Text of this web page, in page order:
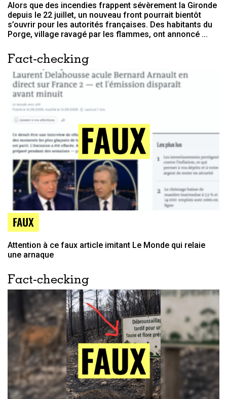
Alors que des incendies frappent sévèrement la Gironde
depuis le 22 juillet, un nouveau front pourrait bientôt
s’ouvrir pour les autorités françaises. Des habitants du
Porge, village ravagé par les flammes, ont annoncé ...
Fact-checking
FAUX
Attention à ce faux article imitant Le Monde qui relaie
une arnaque
Fact-checking